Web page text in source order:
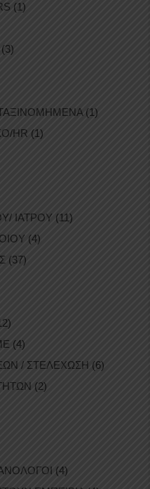
(1)
(1)
HR (1)
ΙΑΤΡΟΥ (11)
(4)
(37)
(4)
/ ΣΤΕΛΕΧΩΣΗ (6)
(2)
(4)